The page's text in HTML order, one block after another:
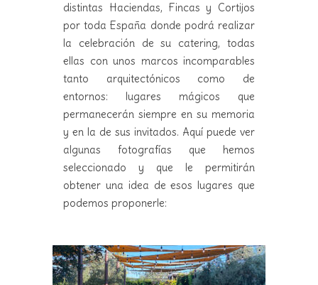
distintas Haciendas, Fincas y Cortijos
por toda España donde podrá realizar
la celebración de su catering, todas
ellas con unos marcos incomparables
tanto arquitectónicos como de
entornos: lugares mágicos que
permanecerán siempre en su memoria
y en la de sus invitados. Aquí puede ver
algunas fotografías que hemos
seleccionado y que le permitirán
obtener una idea de esos lugares que
podemos proponerle: